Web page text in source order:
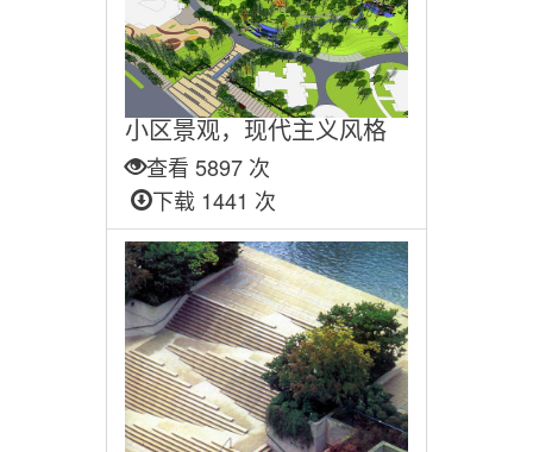
小区景观，现代主义风格
查看 5897 次
下载 1441 次